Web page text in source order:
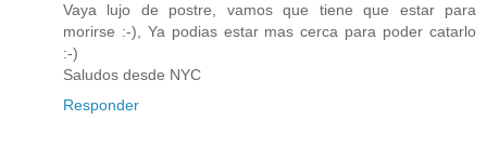
Vaya lujo de postre, vamos que tiene que estar para
morirse :-), Ya podias estar mas cerca para poder catarlo
:-)
Saludos desde NYC
Responder